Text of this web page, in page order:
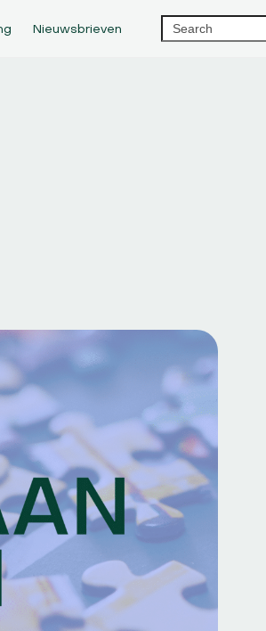
Nieuwsbrieven
Search